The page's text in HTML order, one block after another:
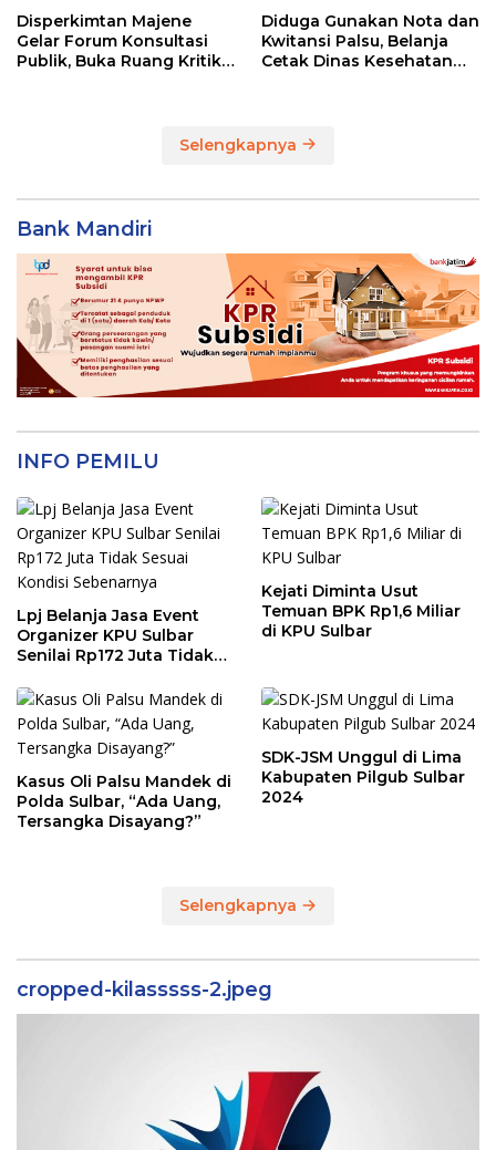
Disperkimtan Majene
Gelar Forum Konsultasi
Publik, Buka Ruang Kritik
Diduga Gunakan Nota dan
Kwitansi Palsu, Belanja
Cetak Dinas Kesehatan
Selengkapnya
Bank Mandiri
INFO PEMILU
Lpj Belanja Jasa Event
Organizer KPU Sulbar
Senilai Rp172 Juta Tidak
Sebenarnya
Kejati Diminta Usut
Temuan BPK Rp1,6 Miliar
di KPU Sulbar
Kasus Oli Palsu Mandek di
Polda Sulbar, “Ada Uang,
Tersangka Disayang?”
SDK-JSM Unggul di Lima
Kabupaten Pilgub Sulbar
2024
Selengkapnya
cropped-kilasssss-2.jpeg